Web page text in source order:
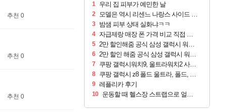
추천 0
추천 0
추천 0
1 우리 집 피부가 예민한 날
2 모델은 역시 리센느 나랑스 사이드 1.25L 1박스
3 밤샘 피부 상태 실화냐ㅋㅋ
4 자급제랑 매장 폰 가격 비교 직접 안가도 되네요
5 2만 할인해줌 공식 삼성 갤럭시 워치9 크림, 40mm, 블루투스
6 2만 할인 해줌 공식 삼성 갤럭시 워치9 실버, 44mm, 블루투스
7 쿠팡 갤럭시워치9, 울트라워치2 사전구매 혜택 받아보세요
8 쿠팡 갤럭시 z8 폴드 울트라, 폴드, 플립 사전예약
9 레플리카 후기
10 운동할 때 헬스장 스트랩으로 얼굴 만졌다가 볼 뒤집어짐